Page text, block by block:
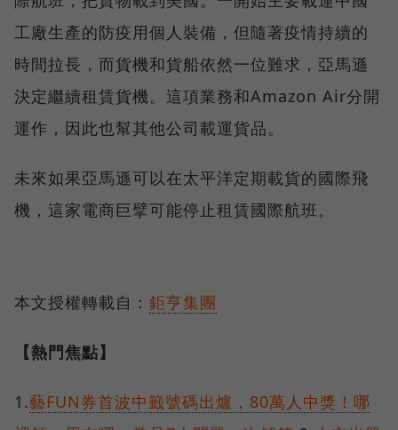
工廠生產的防疫用個人裝備，但隨著疫情持續的
時間拉長，而貨機和貨船依然一位難求，亞馬遜
決定繼續租賃貨機。這項業務和Amazon Air分開
運作，因此也幫其他公司載運貨品。
未來如果亞馬遜可以在太平洋定期載貨的國際飛
機，這家電商巨擘可能停止租賃國際航班。
本文授權轉載自： 鉅亨集團
【熱門焦點】
1.藝FUN券首波中籤號碼出爐，80萬人中獎！哪